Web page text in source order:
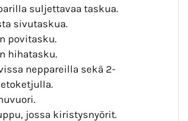
suljettavaa taskua.
sivutaskua.
povitasku.
hihatasku.
neppareilla sekä 2-
jossa kiristysnyörit.